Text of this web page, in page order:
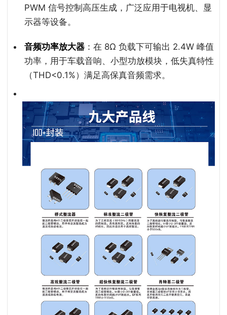
PWM 信号控制高压生成，广泛应用于电视机、显
示器等设备。
音频功率放大器：在 8Ω 负载下可输出 2.4W 峰值
功率，用于车载音响、小型功放模块，低失真特性
（THD<0.1%）满足高保真音频需求。